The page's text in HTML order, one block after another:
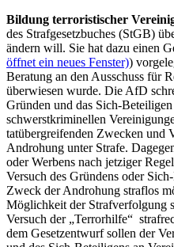
Bildung terroristischer
des Strafgesetzbuches (StGB)
ändern will. Sie hat dazu einen
öffnet ein neues Fenster))
Beratung an den Ausschuss für
überwiesen wurde. Die AfD
Gründen und das Sich-
schwerstkriminellen
tatübergreifenden Zwecken und
Androhung unter Strafe.
oder Werbens nach jetziger
Versuch des Gründens oder
Zweck der Androhung straflos
Möglichkeit der Strafverfolgung
Versuch der „Terrorhilfe“
dem Gesetzentwurf sollen der